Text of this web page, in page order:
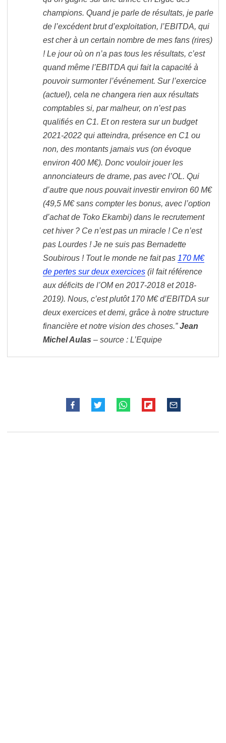
champions. Quand je parle de résultats, je parle
de l’excédent brut d’exploitation, l’EBITDA, qui
est cher à un certain nombre de mes fans (rires)
! Le jour où on n’a pas tous les résultats, c’est
quand même l’EBITDA qui fait la capacité à
pouvoir surmonter l’événement. Sur l’exercice
(actuel), cela ne changera rien aux résultats
comptables si, par malheur, on n’est pas
qualifiés en C1. Et on restera sur un budget
2021-2022 qui atteindra, présence en C1 ou
non, des montants jamais vus (on évoque
environ 400 M€). Donc vouloir jouer les
annonciateurs de drame, pas avec l’OL. Qui
d’autre que nous pouvait investir environ 60 M€
(49,5 M€ sans compter les bonus, avec l’option
d’achat de Toko Ekambi) dans le recrutement
cet hiver ? Ce n’est pas un miracle ! Ce n’est
pas Lourdes ! Je ne suis pas Bernadette
Soubirous ! Tout le monde ne fait pas 170 M€
de pertes sur deux exercices (il fait référence
aux déficits de l’OM en 2017-2018 et 2018-
2019). Nous, c’est plutôt 170 M€ d’EBITDA sur
deux exercices et demi, grâce à notre structure
financière et notre vision des choses.”Jean
Michel Aulas – source : L’Equipe